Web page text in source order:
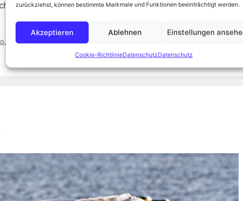
zurückziehst, können bestimmte Merkmale und Funktionen beeinträchtigt werden.
Akzeptieren Ablehnen Einstellungen
Cookie-RichtlinieDatenschutzDatenschutz
Ab ging es ins zum Ökopfad ins …Weiterlesen
, Matthias Weber
Moorknipser